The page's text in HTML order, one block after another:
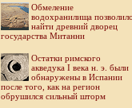
Обмеление
водохранилища позволило
найти древний дворец
государства Митанни
Остатки римского
акведука I века н. э. были
обнаружены в Испании
после того, как на регион
обрушился сильный шторм